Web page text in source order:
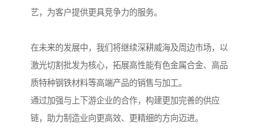
艺，为客户提供更具竞争力的服务。
在未来的发展中，我们将继续深耕威海及周边市场，以
激光切割批发为核心，拓展高性能有色金属合金、高品
质特种钢铁材料等高端产品的销售与加工。
通过加强与上下游企业的合作，构建更加完善的供应
链，助力制造业向更高效、更精细的方向迈进。